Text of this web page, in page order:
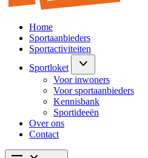
Home
Sportaanbieders
Sportactiviteiten
Sportloket
Voor inwoners
Voor sportaanbieders
Kennisbank
Sportideeën
Over ons
Contact